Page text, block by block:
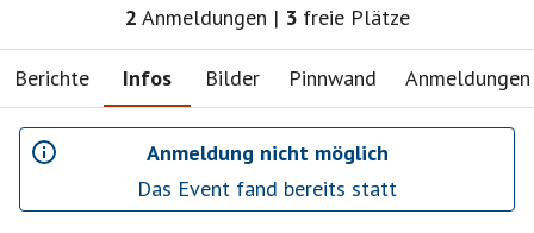
2 Anmeldungen | 3 freie Plätze
Berichte Infos Bilder Pinnwand Anmeldungen
Anmeldung nicht möglich
Das Event fand bereits statt